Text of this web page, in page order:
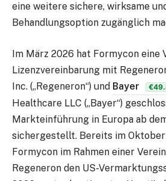
eine weitere sichere, wirksame
Behandlungsoption zugänglich
Im März 2026 hat Formycon eine
Lizenzvereinbarung mit
Inc. („Regeneron“) und Bayer
Healthcare LLC („Bayer“)
Markteinführung in Europa ab
sichergestellt. Bereits im
Formycon im Rahmen einer
Regeneron den US-